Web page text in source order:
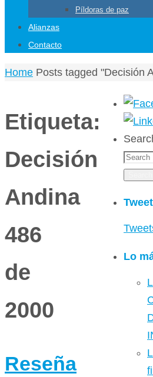
Píldoras de paz
Alianzas
Contacto
Home Posts tagged "Decisión
Etiqueta:
Decisión
Andina
486
de
2000
Reseña
Lo